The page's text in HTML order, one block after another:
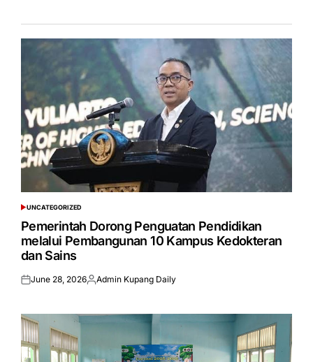
POSTED
IN
UNCATEGORIZED
Pemerintah Dorong Penguatan Pendidikan
melalui Pembangunan 10 Kampus Kedokteran
dan Sains
Posted
June 28, 2026Posted
Admin Kupang Daily